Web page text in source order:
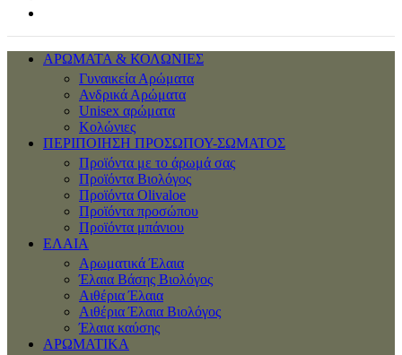
ΑΡΩΜΑΤΑ & ΚΟΛΩΝΙΕΣ
Γυναικεία Αρώματα
Ανδρικά Αρώματα
Unisex αρώματα
Κολώνιες
ΠΕΡΙΠΟΙΗΣΗ ΠΡΟΣΩΠΟΥ-ΣΩΜΑΤΟΣ
Προϊόντα με το άρωμά σας
Προϊόντα Βιολόγος
Προϊόντα Olivaloe
Προϊόντα προσώπου
Προϊόντα μπάνιου
ΕΛΑΙΑ
Αρωματικά Έλαια
Έλαια Βάσης Βιολόγος
Αιθέρια Έλαια
Αιθέρια Έλαια Βιολόγος
Έλαια καύσης
ΑΡΩΜΑΤΙΚΑ